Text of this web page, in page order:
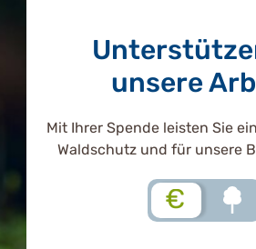
unsere
Mit Ihrer Spende leisten Sie
Waldschutz und für unsere
€